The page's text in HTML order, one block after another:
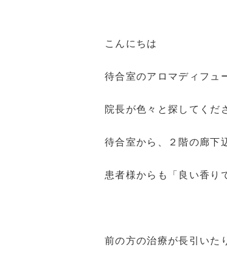
こんにちは
待合室のアロマディフュ
院長が色々と探してくだ
待合室から、２階の廊下
患者様からも「良い香り
前の方の治療が長引いた